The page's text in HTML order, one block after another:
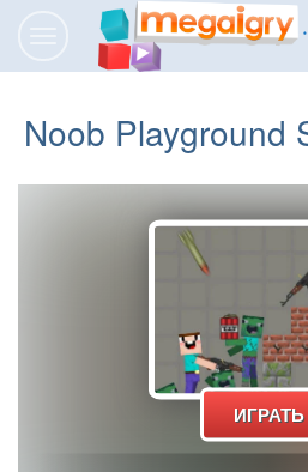
Переключить
навигацию
Noob Playground